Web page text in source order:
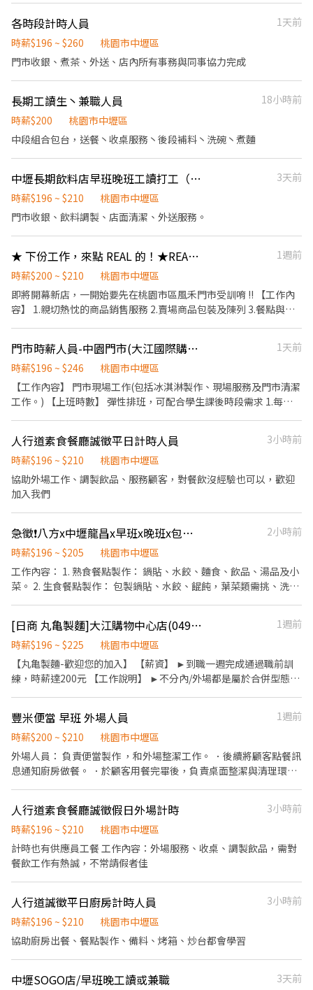
成為全球第一的連鎖餐飲集團。 我們堅持使用安全及高品質的食
材，當場現點現作提供美味可口的日本國民美食-牛丼/咖哩，並以
格，強調食品安全，顧客安心。不論是單獨一人、與家人一起、朋
友一起，皆可享受用餐的樂趣。
學習訓練，來創造顧客無與倫比的冰淇淋體驗 1.新進學習訓練(教室
課程/實作課程訓練) 2.晉升訓練(時薪娛樂經理培訓課程) 【福利】
我們會依公司的經營成果，規劃員工福利讓夥伴和公司一起成長 1.
3.健康相關：年度員工健檢(不含新進人員體檢) 4.其他：上班免費享
用冰淇淋、員工折扣、生日福利、三節禮金(品)、福委會福利
各時段計時人員
1天前
時薪$196 ~ $260
桃園市中壢區
門市收銀、煮茶、外送、店內所有事務與同事協力完成
長期工讀生丶兼職人員
18小時前
時薪$200
桃園市中壢區
中段組合包台，送餐丶收桌服務丶後段補料丶洗碗丶煮麵
中壢長期飲料店早班晚班工讀打工（需有機車駕照才可投履歷喔）
3天前
時薪$196 ~ $210
桃園市中壢區
門市收銀、飲料調製、店面清潔、外送服務。
★ 下份工作，來點 REAL 的！★REAL CAFÉ 中壢過嶺生活門市．兼職
1週前
時薪$200 ~ $210
桃園市中壢區
即將開幕新店，一開始要先在桃園市區風禾門市受訓唷 !! 【工作內
容】 1.親切熱忱的商品銷售服務 2.賣場商品包裝及陳列 3.餐點與飲
可視狀況調整) @可配合外送服務尤佳 @歡迎二度就業 【福利項
目】 @勞保、健保、團保、勞工退休金；特休 @婚喪喜慶補助、節
慶禮品 @聚餐補助 @免費員工制服 @定期健康檢查 @員工消費折
扣 (麥味登直營門市、炸鷄大獅、REAL真‧烘焙坊、綠野農莊) @尾
門市時薪人員-中園門市(大江國際購物中心)
1天前
時薪$196 ~ $246
桃園市中壢區
【工作內容】 門市現場工作(包括冰淇淋製作、現場服務及門市清潔
工作。) 【上班時數】 彈性排班，可配合學生課後時段需求 1.每週
學習訓練，來創造顧客無與倫比的冰淇淋體驗 1.新進學習訓練(教室
課程/實作課程訓練) 2.晉升訓練(時薪娛樂經理培訓課程) 【福利】
我們會依公司的經營成果，規劃員工福利讓夥伴和公司一起成長 1.
保險制度：勞保、健保、團保(意外險)、職災保險、退休金提撥6%
用冰淇淋、員工折扣、生日福利、三節禮金(品)、福委會福利
人行道素食餐廳誠徵平日計時人員
3小時前
時薪$196 ~ $210
桃園市中壢區
協助外場工作、調製飲品、服務顧客，對餐飲沒經驗也可以，歡迎
加入我們
急徵❗️八方x中壢龍昌x早班x晚班x包製人員
2小時前
時薪$196 ~ $205
桃園市中壢區
工作內容： 1. 熟食餐點製作： 鍋貼、水餃、麵食、飲品、湯品及小
菜。 2. 生食餐點製作： 包製鍋貼、水餃、餛飩，葉菜類需挑、洗、
店內環境維護及清潔。 5. 開店及收店作業。 6. 基礎數學運算。 其它
介紹： 1. 工作時間可依需求微調整 2. 具備機車駕照額外加分 3. 依個
人能力調整職務內容 4. 每週排班制度，方便規劃休假 5. 每週排休基
本 2 天 6. 幹部調薪、加薪制度 歡迎：二度就業、在職學生、包製人
員🔥（ 內洽 ） 學會八方不怕沒工作，到處有八方雲集🥟
[日商 丸亀製麵]大江購物中心店(049)-長期兼職夥伴｜工讀生｜實習｜彈性排班
1週前
時薪$196 ~ $225
桃園市中壢區
【丸亀製麵-歡迎您的加入】 【薪資】 ►到職一週完成通過職前訓
練，時薪達200元 【工作說明】 ►不分內/外場都是屬於合併型態的
彈性排班08:30-23:00（面試時請於主管確認排班時間） 【薪資福
利】 1. 提供員工餐 2. 國定假日雙倍薪 3. 提供優秀同仁績效獎金 4.
久任獎金 5. 生日禮卷 6. 滿年資享特休假 7.福委會福利補助 ★★多項
福利歡迎您加入我們★★
豐米便當 早班 外場人員
1週前
時薪$200 ~ $210
桃園市中壢區
外場人員： 負責便當製作 ，和外場整潔工作。 ．後續將顧客點餐訊
息通知廚房做餐。 ．於顧客用餐完畢後，負責桌面整潔與清理環
人行道素食餐廳誠徵假日外場計時
3小時前
時薪$196 ~ $210
桃園市中壢區
計時也有供應員工餐 工作內容：外場服務、收桌、調製飲品，需對
餐飲工作有熱誠，不常請假者佳
人行道誠徵平日廚房計時人員
3小時前
時薪$196 ~ $210
桃園市中壢區
協助廚房出餐、餐點製作、備料、烤箱、炒台都會學習
中壢SOGO店/早班晚工讀或兼職
3天前